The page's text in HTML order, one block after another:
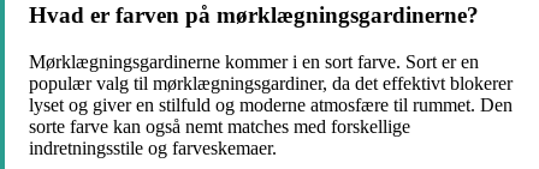
Hvad er farven på mørklægningsgardinerne?
Mørklægningsgardinerne kommer i en sort farve. Sort er en
populær valg til mørklægningsgardiner, da det effektivt blokerer
lyset og giver en stilfuld og moderne atmosfære til rummet. Den
sorte farve kan også nemt matches med forskellige
indretningsstile og farveskemaer.